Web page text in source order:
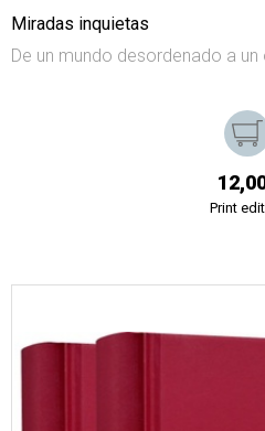
Miradas inquietas
De un mundo desordenado a
Print